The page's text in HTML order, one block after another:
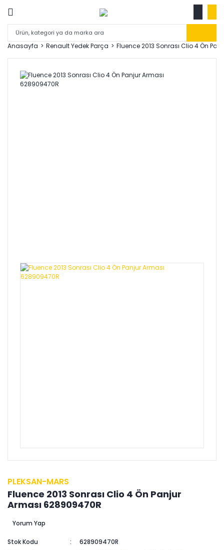
Anasayfa Renault Yedek Parça Fluence 2013 Sonrası Clio 4 Ön
PLEKSAN-MARS
Fluence 2013 Sonrası Clio 4 Ön Panjur
Arması 628909470R
Yorum Yap
Stok Kodu
628909470R